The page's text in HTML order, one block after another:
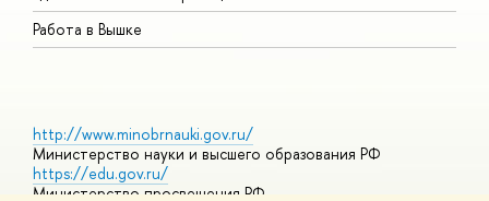
Работа в Вышке
http://www.minobrnauki.gov.ru/
Министерство науки и высшего образования РФ
https://edu.gov.ru/
Министерство просвещения РФ